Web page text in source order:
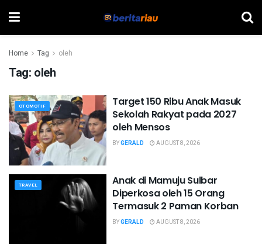
Home Tag oleh
Tag: oleh
OTOMOTIF
Target 150 Ribu Anak Masuk
Sekolah Rakyat pada 2027
oleh Mensos
BYGERALD AUGUST 8, 2026
TRAVEL
Anak di Mamuju Sulbar
Diperkosa oleh 15 Orang
Termasuk 2 Paman Korban
BYGERALD AUGUST 8, 2026